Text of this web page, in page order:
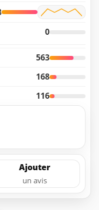
0
563
168
116
Ajouter
un avis